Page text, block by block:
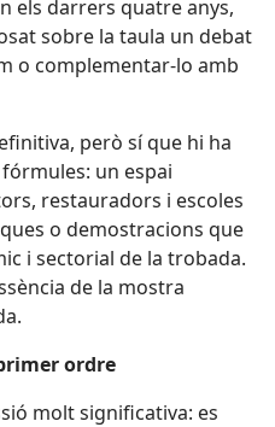
els darrers quatre anys,
sobre la taula un debat
o complementar-lo amb
però sí que hi ha
un espai
restauradors i escoles
o demostracions que
i sectorial de la trobada.
de la mostra
ordre
molt significativa: es